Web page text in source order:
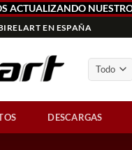
ACTUALIZANDO
EN ESPAÑA
DESCARGAS